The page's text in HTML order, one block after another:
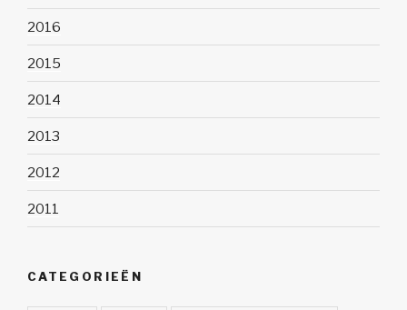
2016
2015
2014
2013
2012
2011
CATEGORIEËN